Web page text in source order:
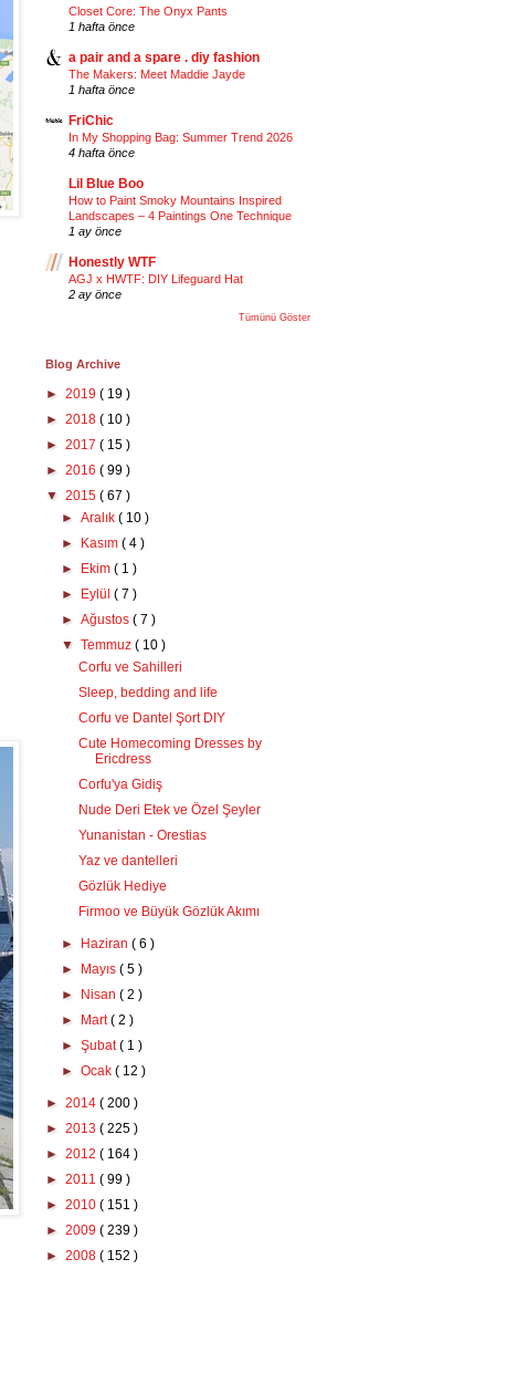
Closet Core: The Onyx Pants
1 hafta önce
a pair and a spare . diy fashion
The Makers: Meet Maddie Jayde
1 hafta önce
FriChic
In My Shopping Bag: Summer Trend 2026
4 hafta önce
Lil Blue Boo
How to Paint Smoky Mountains Inspired
Landscapes – 4 Paintings One Technique
1 ay önce
Honestly WTF
AGJ x HWTF: DIY Lifeguard Hat
2 ay önce
Tümünü Göster
Blog Archive
► 2019 ( 19 )
► 2018 ( 10 )
► 2017 ( 15 )
► 2016 ( 99 )
▼ 2015 ( 67 )
►Aralık( 10 )
►
Kasım( 4 )
►
Ekim( 1 )
►
Eylül( 7 )
►Ağustos( 7 )
▼Temmuz( 10 )
Corfu ve Sahilleri
Sleep, bedding and life
Corfu ve Dantel Şort DIY
Cute Homecoming Dresses by
Ericdress
Corfu'ya Gidiş
Nude Deri Etek ve Özel Şeyler
Yunanistan - Orestias
Yaz ve dantelleri
Gözlük Hediye
Firmoo ve Büyük Gözlük Akımı
► Haziran( 6 )
►
Mayıs( 5 )
►
Nisan( 2 )
►
Mart( 2 )
►Şubat( 1 )
►Ocak( 12 )
► 2014 ( 200 )
► 2013 ( 225 )
► 2012 ( 164 )
► 2011 ( 99 )
► 2010 ( 151 )
► 2009 ( 239 )
► 2008 ( 152 )